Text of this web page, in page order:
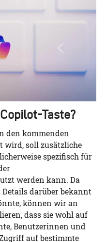
Taste?
den kommenden
wird, soll zusätzliche
spezifisch für
werden kann. Da
darüber bekannt
können wir an
dass sie wohl auf
Benutzerinnen und
auf bestimmte